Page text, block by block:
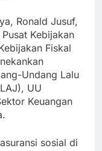
Ronald Jusuf,
Kebijakan
Fiskal
Undang Lalu
UU
Keuangan
sosial di